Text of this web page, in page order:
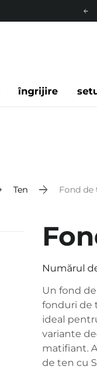
îngrijire
Ten Fond de
Numărul
Un fond
fonduri de
ideal
variante
matifiant.
de ten cu